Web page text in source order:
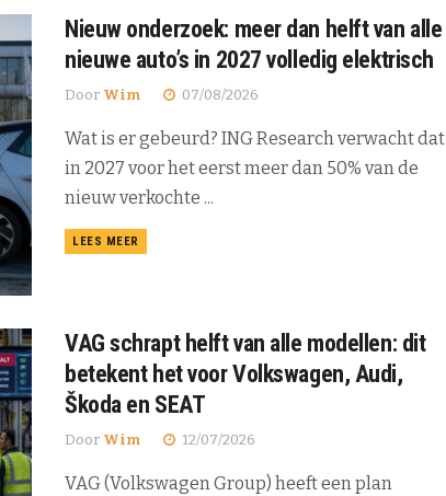
Nieuw onderzoek: meer dan helft van alle
nieuwe auto’s in 2027 volledig elektrisch
Door Wim 07/08/2026
Wat is er gebeurd? ING Research verwacht dat
in 2027 voor het eerst meer dan 50% van de
nieuw verkochte ...
LEES MEER
VAG schrapt helft van alle modellen: dit
betekent het voor Volkswagen, Audi,
Škoda en SEAT
Door Wim 12/07/2026
VAG (Volkswagen Group) heeft een plan